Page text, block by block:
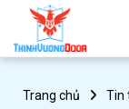
Trang chủ Tin